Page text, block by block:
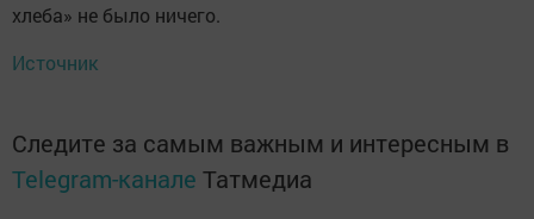
хлеба» не было ничего.
Источник
Следите за самым важным и интересным в
Telegram-канале Татмедиа